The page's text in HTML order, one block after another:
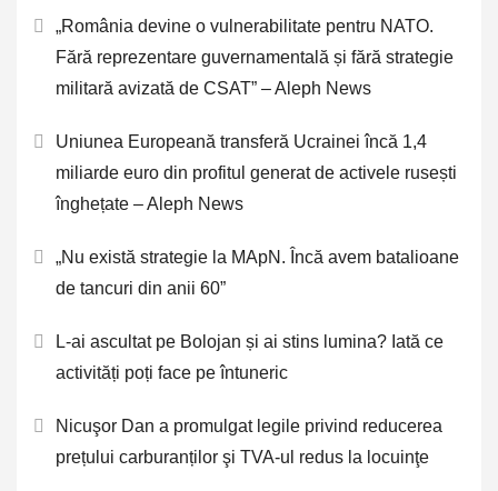
„România devine o vulnerabilitate pentru NATO.
Fără reprezentare guvernamentală și fără strategie
militară avizată de CSAT” – Aleph News
Uniunea Europeană transferă Ucrainei încă 1,4
miliarde euro din profitul generat de activele rusești
înghețate – Aleph News
„Nu există strategie la MApN. Încă avem batalioane
de tancuri din anii 60”
L-ai ascultat pe Bolojan și ai stins lumina? Iată ce
activități poți face pe întuneric
Nicuşor Dan a promulgat legile privind reducerea
prețului carburanților şi TVA-ul redus la locuinţe